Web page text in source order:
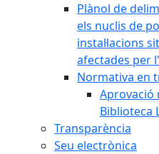
Plànol de
els nuclis de
instal·lacions
afectades per
Normativa en
Biblioteca
Transparència
Seu electrònica